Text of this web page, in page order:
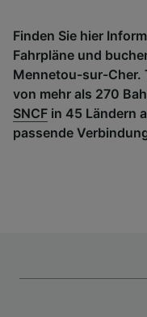
Finden Sie hier
Fahrpläne und
Mennetou-sur-Cher.
von mehr als 270
SNCF in 45 Ländern
passende